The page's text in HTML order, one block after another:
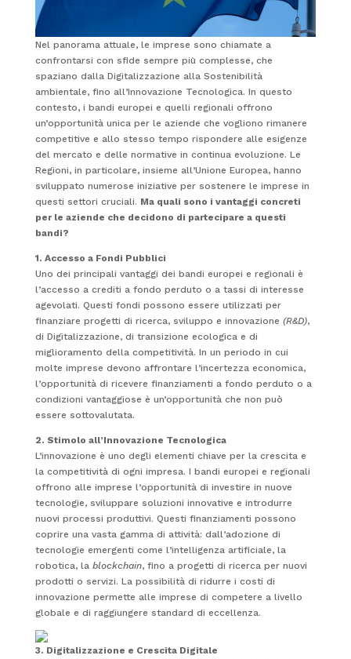
Nel panorama attuale, le imprese sono chiamate a
confrontarsi con sfide sempre più complesse, che
spaziano dalla Digitalizzazione alla Sostenibilità
ambientale, fino all’Innovazione Tecnologica. In questo
contesto, i bandi europei e quelli regionali offrono
un’opportunità unica per le aziende che vogliono rimanere
competitive e allo stesso tempo rispondere alle esigenze
del mercato e delle normative in continua evoluzione. Le
Regioni, in particolare, insieme all’Unione Europea, hanno
sviluppato numerose iniziative per sostenere le imprese in
questi settori cruciali. Ma quali sono i vantaggi concreti
per le aziende che decidono di partecipare a questi
bandi?
1. Accesso a Fondi Pubblici
Uno dei principali vantaggi dei bandi europei e regionali è
l’accesso a crediti a fondo perduto o a tassi di interesse
agevolati. Questi fondi possono essere utilizzati per
finanziare progetti di ricerca, sviluppo e innovazione (R&D),
di Digitalizzazione, di transizione ecologica e di
miglioramento della competitività. In un periodo in cui
molte imprese devono affrontare l’incertezza economica,
l’opportunità di ricevere finanziamenti a fondo perduto o a
condizioni vantaggiose è un’opportunità che non può
essere sottovalutata.
2. Stimolo all’Innovazione Tecnologica
L’innovazione è uno degli elementi chiave per la crescita e
la competitività di ogni impresa. I bandi europei e regionali
offrono alle imprese l’opportunità di investire in nuove
tecnologie, sviluppare soluzioni innovative e introdurre
nuovi processi produttivi. Questi finanziamenti possono
coprire una vasta gamma di attività: dall’adozione di
tecnologie emergenti come l’intelligenza artificiale, la
robotica, la blockchain, fino a progetti di ricerca per nuovi
prodotti o servizi. La possibilità di ridurre i costi di
innovazione permette alle imprese di competere a livello
globale e di raggiungere standard di eccellenza.
3. Digitalizzazione e Crescita Digitale